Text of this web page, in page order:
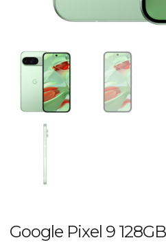
Google Pixel 9